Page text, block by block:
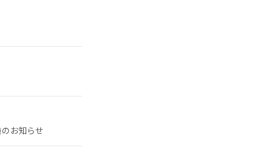
お知らせ